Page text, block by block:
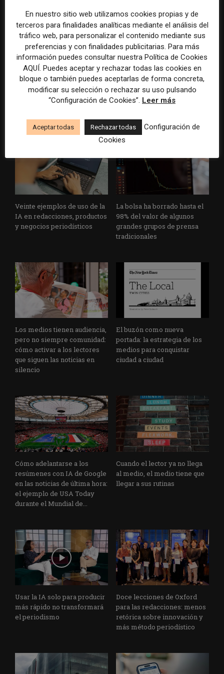
El gran problema
tecnológico de los medios ya
no es la falta de
herramientas, sino su
WAN-IFRA reúne las
principales estrategias de los
medios ante la IA, la pérdida
de ingresos y los cambios de
Veinte ejemplos de uso de la
IA en redacciones, productos
y negocios periodísticos
La bolsa ha borrado hasta el
98% del valor de algunos
grandes grupos de prensa
tradicionales
Los medios tienen audiencia,
pero no siempre comunidad:
cómo activar a los lectores
que siguen las noticias en
silencio
El buzón como nueva
portada: la estrategia de los
medios para conquistar
ciudad a ciudad
Cómo adelantarse a los
resúmenes con IA de Google
en las noticias de última hora:
el ejemplo de USA Today
durante el Mundial de...
Cuando el lector ya no llega
al medio, el medio tiene que
llegar a sus rutinas
Usar la IA solo para producir
más rápido no transformará
el periodismo
Doce lecciones de Oxford
para las redacciones: menos
retórica sobre innovación y
más método periodístico
En nuestro sitio web utilizamos cookies propias y de
terceros para finalidades analíticas mediante el análisis del
tráfico web, para personalizar el contenido mediante sus
preferencias y con finalidades publicitarias. Para más
información puedes consultar nuestra Política de Cookies
AQUÍ. Puedes aceptar y rechazar todas las cookies en
bloque o también puedes aceptarlas de forma concreta,
modificar su selección o rechazar su uso pulsando
“Configuración de Cookies”. Leer más
Aceptar todas Rechazar todas
Configuración de
Cookies